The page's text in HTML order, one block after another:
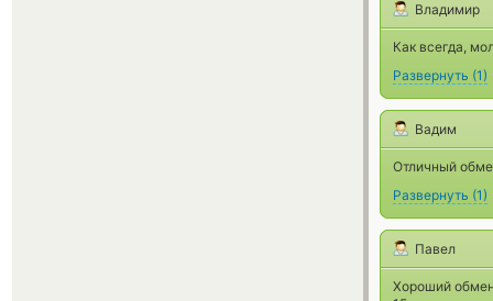
Владимир
Как всегда,
Развернуть (1)
Вадим
Отличный
Развернуть (1)
Павел
Хороший